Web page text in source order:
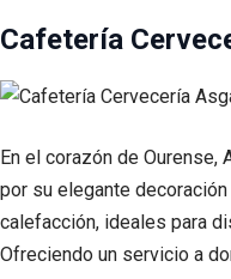
Cafetería
En el corazón de
por su elegante
calefacción, ideales para
Ofreciendo un servicio a